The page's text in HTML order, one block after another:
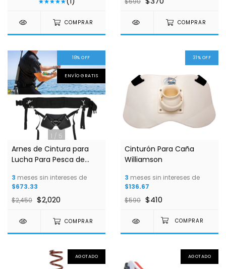
COMPRAR COMPRAR
1 / 5
18%OFF
ENVÍO GRATIS
Arnes de Cintura para
Lucha Para Pesca de
3 meses sin intereses de
$673.33
$2,450 $2,020
COMPRAR
31% OFF
Cinturón Para Caña
Williamson
3 meses sin intereses de
$136.67
$590 $410
AGOTADO AGOTADO